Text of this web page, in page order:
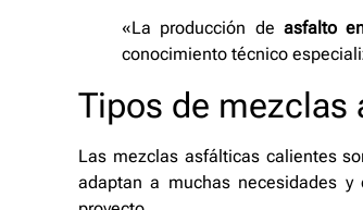
«La producción de asfalto
conocimiento técnico
Tipos de mezclas
Las mezclas asfálticas calientes
adaptan a muchas necesidades y